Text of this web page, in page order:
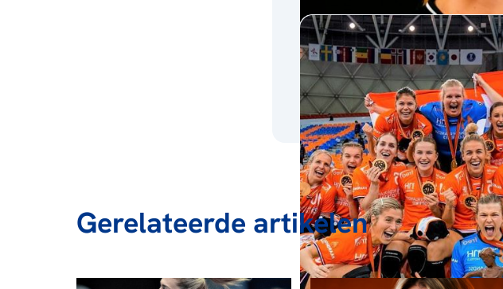
Gerelateerde artikelen